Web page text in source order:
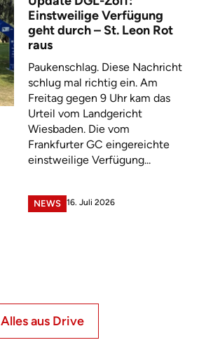
Einstweilige Verfügung
geht durch – St. Leon Rot
raus
Paukenschlag. Diese Nachricht
schlug mal richtig ein. Am
Freitag gegen 9 Uhr kam das
Urteil vom Landgericht
Wiesbaden. Die vom
Frankfurter GC eingereichte
einstweilige Verfügung...
NEWS 16. Juli 2026
Alles aus Drive